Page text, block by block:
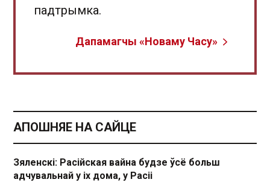
падтрымка.
Дапамагчы «Новаму Часу»
АПОШНЯЕ НА САЙЦЕ
Зяленскі: Расійская вайна будзе ўсё больш
адчувальнай у іх дома, у Расіі